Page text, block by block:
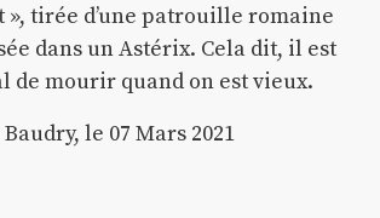
», tirée d’une patrouille romaine
dans un Astérix. Cela dit, il est
de mourir quand on est vieux.
le 07 Mars 2021